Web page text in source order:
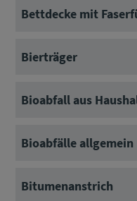
Bettdecke mit
Bierträger
Bioabfall aus
Bioabfälle allgemein
Bitumenanstrich